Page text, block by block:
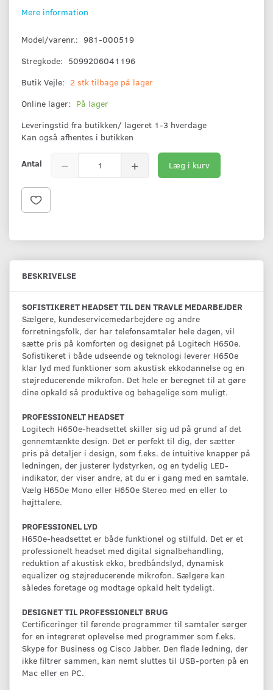
Mere information
Model/varenr.: 981-000519
Stregkode: 5099206041196
Butik Vejle: 2 stk tilbage på lager
Online lager: På lager
Leveringstid fra butikken/ lageret 1-3 hverdage
Kan også afhentes i butikken
Antal Læg i kurv
BESKRIVELSE
SOFISTIKERET HEADSET TIL DEN TRAVLE MEDARBEJDER
Sælgere, kundeservicemedarbejdere og andre
forretningsfolk, der har telefonsamtaler hele dagen, vil
sætte pris på komforten og designet på Logitech H650e.
Sofistikeret i både udseende og teknologi leverer H650e
klar lyd med funktioner som akustisk ekkodannelse og en
støjreducerende mikrofon. Det hele er beregnet til at gøre
dine opkald så produktive og behagelige som muligt.
PROFESSIONELT HEADSET
Logitech H650e-headsettet skiller sig ud på grund af det
gennemtænkte design. Det er perfekt til dig, der sætter
pris på detaljer i design, som f.eks. de intuitive knapper på
ledningen, der justerer lydstyrken, og en tydelig LED-
indikator, der viser andre, at du er i gang med en samtale.
Vælg H650e Mono eller H650e Stereo med en eller to
højttalere.
PROFESSIONEL LYD
H650e-headsettet er både funktionel og stilfuld. Det er et
professionelt headset med digital signalbehandling,
reduktion af akustisk ekko, bredbåndslyd, dynamisk
equalizer og støjreducerende mikrofon. Sælgere kan
således foretage og modtage opkald helt tydeligt.
DESIGNET TIL PROFESSIONELT BRUG
Certificeringer til førende programmer til samtaler sørger
for en integreret oplevelse med programmer som f.eks.
Skype for Business og Cisco Jabber. Den flade ledning, der
ikke filtrer sammen, kan nemt sluttes til USB-porten på en
Mac eller en PC.